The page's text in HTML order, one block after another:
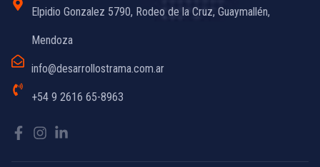
Elpidio Gonzalez 5790, Rodeo de la Cruz, Guaymallén,
Mendoza
info@desarrollostrama.com.ar
+54 9 2616 65-8963